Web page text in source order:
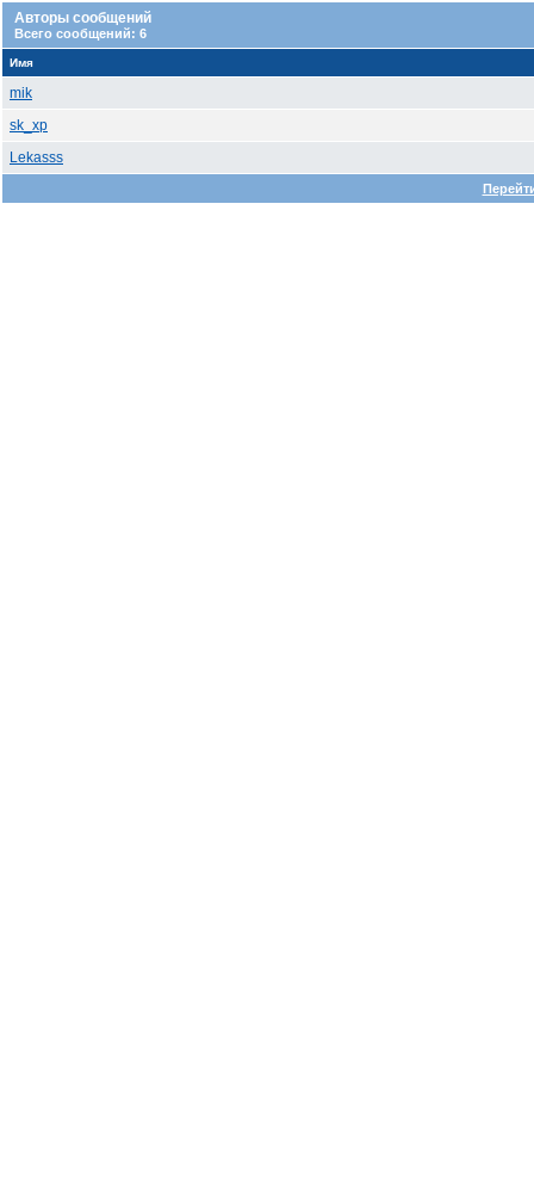
Авторы сообщений
Всего сообщений: 6
Имя
mik
sk_xp
Lekasss